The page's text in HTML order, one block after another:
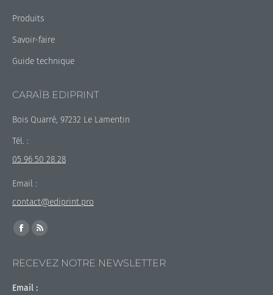
Produits
Savoir-faire
Guide technique
CARAÏB EDIPRINT
Bois Quarré, 97232 Le Lamentin
Tél. :
05 96 50 28 28
Email :
contact@ediprint.pro
Trouvez nous sur :
La
Facebook
s'ouvre
La
RSS
RECEVEZ NOTRE NEWSLETTER
Email :